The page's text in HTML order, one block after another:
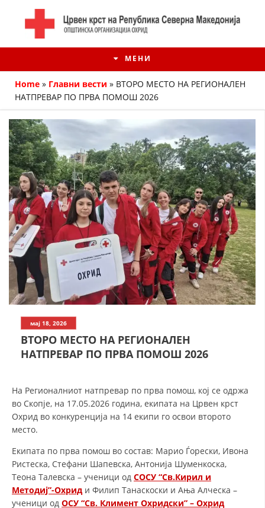
МЕНИ
ИСТОРИЈАТ НА ЦКРМ
ИСТОРИЈАТ НА ДВИЖЕЊЕТО
СТРУКТУРА НА ОРГАНИЗАЦИЈАТА
КОНТАКТ ИНФОРМАЦИИ
ОРГАНИЗАЦИЈА И РАЗВОЈ
РАКОВОДЕН ОДБОР
СОБРАНИЕ
Home » Главни вести » ВТОРО МЕСТО НА РЕГИОНАЛЕН
НАТПРЕВАР ПО ПРВА ПОМОШ 2026
мај 18, 2026
ВТОРО МЕСТО НА РЕГИОНАЛЕН
НАТПРЕВАР ПО ПРВА ПОМОШ 2026
На Регионалниот натпревар по прва помош, кој се одржа
во Скопје, на 17.05.2026 година, екипата на Црвен крст
Охрид во конкуренција на 14 екипи го освои второто
место.
Екипата по прва помош во состав: Марио Ѓорески, Ивона
Ристеска, Стефани Шапевска, Антонија Шуменкоска,
Теона Талевска – ученици од СОСУ “Св.Кирил и
Методиј”-Охрид и Филип Танаскоски и Ања Алческа –
ученици од ОСУ “Св. Климент Охридски” – Охрид